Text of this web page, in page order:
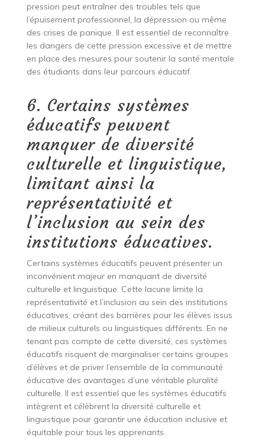
pression peut entraîner des troubles tels que
l’épuisement professionnel, la dépression ou même
des crises de panique. Il est essentiel de reconnaître
les dangers de cette pression excessive et de mettre
en place des mesures pour soutenir la santé mentale
des étudiants dans leur parcours éducatif.
6. Certains systèmes
éducatifs peuvent
manquer de diversité
culturelle et linguistique,
limitant ainsi la
représentativité et
l’inclusion au sein des
institutions éducatives.
Certains systèmes éducatifs peuvent présenter un
inconvénient majeur en manquant de diversité
culturelle et linguistique. Cette lacune limite la
représentativité et l’inclusion au sein des institutions
éducatives, créant des barrières pour les élèves issus
de milieux culturels ou linguistiques différents. En ne
tenant pas compte de cette diversité, ces systèmes
éducatifs risquent de marginaliser certains groupes
d’élèves et de priver l’ensemble de la communauté
éducative des avantages d’une véritable pluralité
culturelle. Il est essentiel que les systèmes éducatifs
intègrent et célèbrent la diversité culturelle et
linguistique pour garantir une éducation inclusive et
équitable pour tous les apprenants.